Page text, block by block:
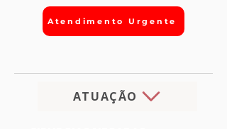
Atendimento Urgente
ATUAÇÃO